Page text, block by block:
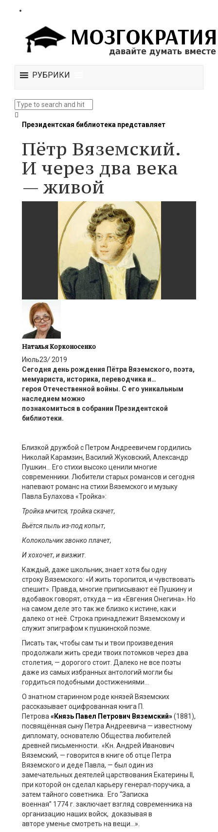
РУБРИКИ
Президентская библиотека представляет
Пётр Вяземский.
И через два века
— живой
Наталья Корконосенко
Июль23/2019
Сегодня день рождения Пётра Вяземского, поэта,
мемуариста, историка, переводчика и…
героя Отечественной войны. С его уникальным
наследием можно
познакомиться в собрании Президентской
библиотеки.
Близкой дружбой с Петром Андреевичем гордились
Николай Карамзин, Василий Жуковский, Александр
Пушкин… Его стихи высоко ценили многие
современники. Любители старых романсов и сегодня
напеваютроманс на стихи Вяземского и музыку
Павла Булахова «Тройка»:
Тройка мчится, тройка скачет,
Вьётся пыль из-под копыт,
Колокольчик звонко плачет,
И хохочет, и визжит.
Каждый, даже школьник, знаетхотя бы одну
строку Вяземского: «И жить торопится, и чувствовать
спешит». Правда, многие приписываютеё Пушкинуи
вдобавокговорят, откуда — из «Евгения Онегина». Но
на самом деле это так же близко к истине, как и
далеко от неё. Строкапринадлежит Вяземскому и
служит эпиграфом к пушкинской поэме.
Писать так, чтобы сам ты и твои произведения
продолжали жить среди твоих потомков через два
столетия, — дорогого стоит. Далеко не все поэты
даже из самых избранных антологий могли бы
гордиться подобными достижениями…
О знатном старинном роде князей Вяземских
рассказывает оцифрованная книга П.
Петрова«Князь Павел Петрович Вяземский»(1881),
посвящённая сыну ПетраАндреевича — известному
дипломату, основателю Общества любителей
древней письменности. «Кн. Андрей Иванович
Вяземский, — говорится в книге об отце Петра
Вяземского и деде Павла, — был один из
замечательных деятелей царствования Екатерины II,
при которой он сделал карьеругенерал-поручика, а
затем тайного советника. Его “Записка
военная” 1774 г. заключает взгляд современника на
организацию наших войск, доказывая в
авторе уменье смотреть на вещи…».